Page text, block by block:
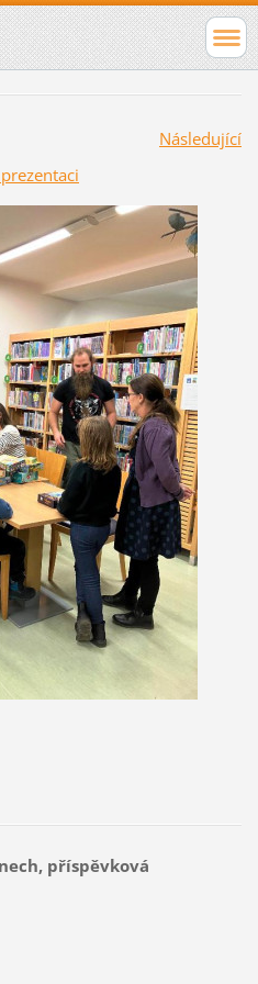
Následující
příspěvková